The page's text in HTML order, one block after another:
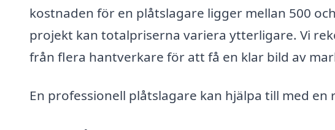
kostnaden för en plåtslagare ligger mellan 500
projekt kan totalpriserna variera ytterligare. Vi
från flera hantverkare för att få en klar bild av
En professionell plåtslagare kan hjälpa till med